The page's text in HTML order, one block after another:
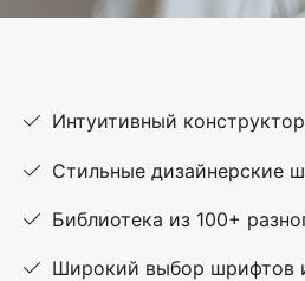
Интуитивный
Стильные дизайнерские
Библиотека из 100+
Широкий выбор шрифтов